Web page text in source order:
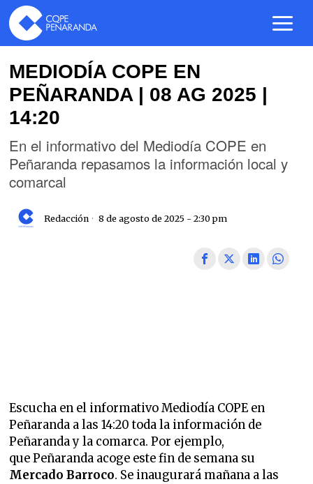
MEDIODÍA COPE EN
PEÑARANDA | 08 AG 2025 |
14:20
En el informativo del Mediodía COPE en
Peñaranda repasamos la información local y
comarcal
Redacción 8 de agosto de 2025 - 2:30 pm
Escucha en el informativo Mediodía COPE en
Peñaranda a las 14:20 toda la información de
Peñaranda y la comarca. Por ejemplo,
que Peñaranda acoge este fin de semana su
Mercado Barroco. Se inaugurará mañana a las